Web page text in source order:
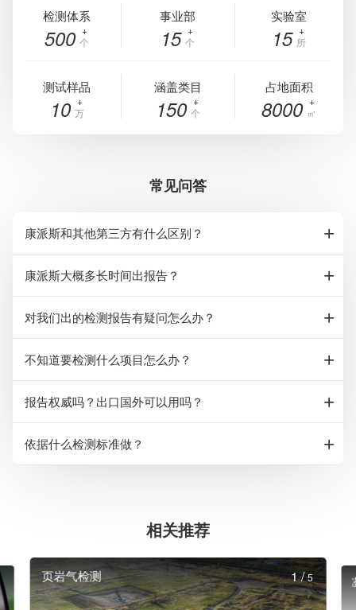
检测体系
500 个
事业部
15 个
实验室
15 所
测试样品
10 万
涵盖类目
150 个
占地面积
8000 ㎡
常见问答
康派斯和其他第三方有什么区别？
康派斯大概多长时间出报告？
对我们出的检测报告有疑问怎么办？
不知道要检测什么项目怎么办？
报告权威吗？出口国外可以用吗？
依据什么检测标准做？
相关推荐
页岩气检测 1/5